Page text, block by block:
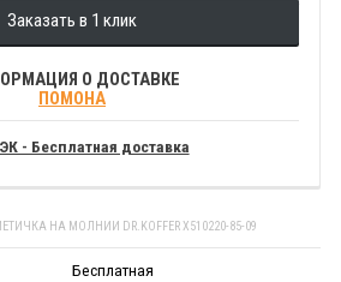
Заказать в 1 клик
О ДОСТАВКЕ
ПОМОНА
- Бесплатная доставка
НА МОЛНИИ DR.KOFFER X510220-85-09
Бесплатная